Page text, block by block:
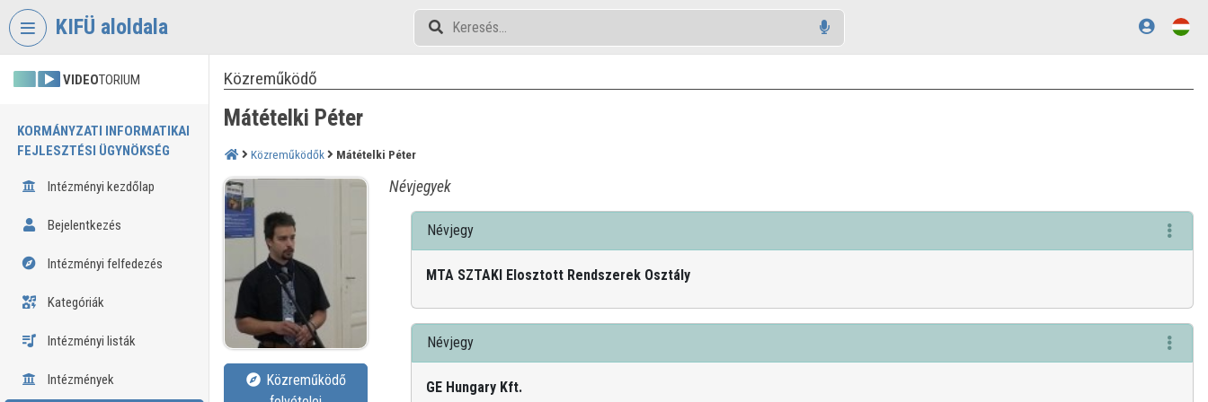
Fejléc kihagyása
KIFÜ aloldala
VIDEOTORIUM
KORMÁNYZATI INFORMATIKAI
FEJLESZTÉSI ÜGYNÖKSÉG
Intézményi kezdőlap
Bejelentkezés
Intézményi felfedezés
Kategóriák
Intézményi listák
Intézmények
Közreműködő
Mátételki Péter
Közreműködők Mátételki Péter
Névjegyek
Névjegy
MTA SZTAKI Elosztott Rendszerek Osztály
Névjegy
GE Hungary Kft.